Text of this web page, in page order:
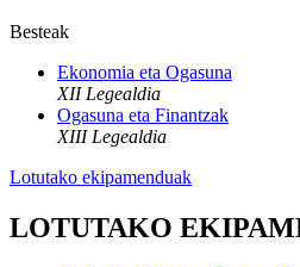
Besteak
Ekonomia eta Ogasuna
XII Legealdia
Ogasuna eta Finantzak
XIII Legealdia
Lotutako ekipamenduak
LOTUTAKO